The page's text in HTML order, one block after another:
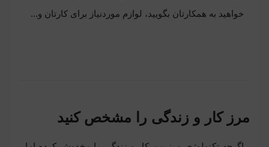
خواهید به همکارتان بگویید، لوازم موردنیاز برای کارتان و...
مرز کار و زندگی را مشخص کنید